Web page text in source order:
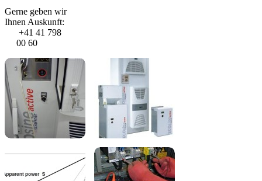
Gerne geben wir
Ihnen Auskunft:
+41 41 798
00 60